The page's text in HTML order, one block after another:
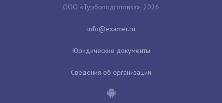
ООО «Турбоподготовка», 2026
Юридические документы
Сведения об организации